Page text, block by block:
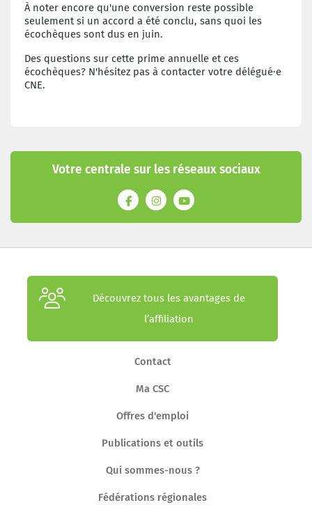
À noter encore qu'une conversion reste possible
seulement si un accord a été conclu, sans quoi les
écochèques sont dus en juin.
Des questions sur cette prime annuelle et ces
écochèques? N'hésitez pas à contacter votre délégué·e
CNE.
Votre centrale sur les réseaux sociaux
Découvrez tous les avantages de
l’affiliation
Contact
Ma CSC
Offres d'emploi
Publications et outils
Qui sommes-nous ?
Fédérations régionales